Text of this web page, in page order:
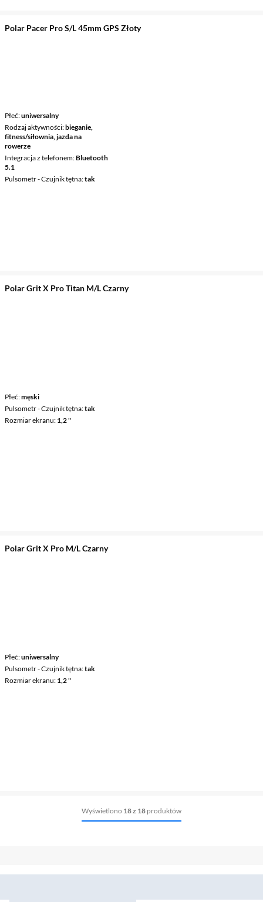
Polar Pacer Pro S/L 45mm GPS Złoty
Płeć uniwersalny
Rodzaj aktywności bieganie,
fitness/siłownia, jazda na
rowerze
Integracja z telefonem Bluetooth
5.1
Pulsometr - Czujnik tętna tak
Polar Grit X Pro Titan M/L Czarny
Płeć męski
Pulsometr - Czujnik tętna tak
Rozmiar ekranu 1,2 "
Polar Grit X Pro M/L Czarny
Płeć uniwersalny
Pulsometr - Czujnik tętna tak
Rozmiar ekranu 1,2 "
Wyświetlono 18 z 18 produktów